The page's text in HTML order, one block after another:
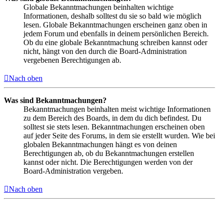
Globale Bekanntmachungen beinhalten wichtige
Informationen, deshalb solltest du sie so bald wie möglich
lesen. Globale Bekanntmachungen erscheinen ganz oben in
jedem Forum und ebenfalls in deinem persönlichen Bereich.
Ob du eine globale Bekanntmachung schreiben kannst oder
nicht, hängt von den durch die Board-Administration
vergebenen Berechtigungen ab.
Nach oben
Was sind Bekanntmachungen?
Bekanntmachungen beinhalten meist wichtige Informationen
zu dem Bereich des Boards, in dem du dich befindest. Du
solltest sie stets lesen. Bekanntmachungen erscheinen oben
auf jeder Seite des Forums, in dem sie erstellt wurden. Wie bei
globalen Bekanntmachungen hängt es von deinen
Berechtigungen ab, ob du Bekanntmachungen erstellen
kannst oder nicht. Die Berechtigungen werden von der
Board-Administration vergeben.
Nach oben